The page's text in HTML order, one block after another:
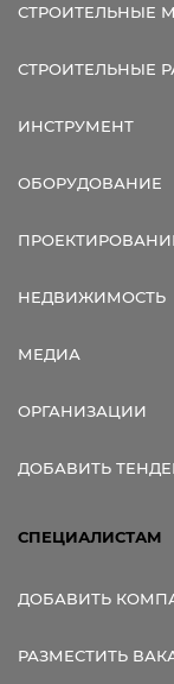
СТРОИТЕЛЬНЫЕ
СТРОИТЕЛЬНЫЕ
ИНСТРУМЕНТ
ОБОРУДОВАНИЕ
НЕДВИЖИМОСТЬ
МЕДИА
ОРГАНИЗАЦИИ
ДОБАВИТЬ
СПЕЦИАЛИСТАМ
ДОБАВИТЬ
РАЗМЕСТИТЬ